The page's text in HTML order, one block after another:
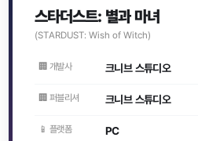
스타더스트: 별과 마녀
(STARDUST: Wish of Witch)
🏢 개발사 크니브 스튜디오
🏢 퍼블리셔 크니브 스튜디오
📱 플랫폼 PC